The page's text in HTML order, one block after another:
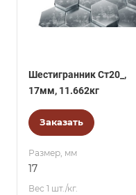
Шестигранник Ст20_,
17мм, 11.662кг
Заказать
Размер, мм
17
Вес 1 шт./кг.